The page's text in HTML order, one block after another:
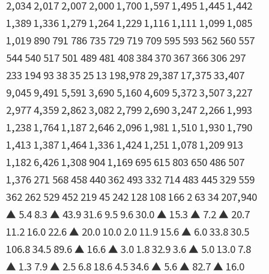
2,034 2,017 2,007 2,000 1,700 1,597 1,495 1,445 1,442
1,389 1,336 1,279 1,264 1,229 1,116 1,111 1,099 1,085
1,019 890 791 786 735 729 719 709 595 593 562 560 557
544 540 517 501 489 481 408 384 370 367 366 306 297
233 194 93 38 35 25 13 198,978 29,387 17,375 33,407
9,045 9,491 5,591 3,690 5,160 4,609 5,372 3,507 3,227
2,977 4,359 2,862 3,082 2,799 2,690 3,247 2,266 1,993
1,238 1,764 1,187 2,646 2,096 1,981 1,510 1,930 1,790
1,413 1,387 1,464 1,336 1,424 1,251 1,078 1,209 913
1,182 6,426 1,308 904 1,169 695 615 803 650 486 507
1,376 271 568 458 440 362 493 332 714 483 445 329 559
362 262 529 452 219 45 242 128 108 166 2 63 34 207,940
▲ 5.4 8.3 ▲ 43.9 31.6 9.5 9.6 30.0 ▲ 15.3 ▲ 7.2 ▲ 20.7
11.2 16.0 22.6 ▲ 20.0 10.0 2.0 11.9 15.6 ▲ 6.0 33.8 30.5
106.8 34.5 89.6 ▲ 16.6 ▲ 3.0 1.8 32.9 3.6 ▲ 5.0 13.0 7.8
▲ 1.3 7.9 ▲ 2.5 6.8 18.6 4.5 34.6 ▲ 5.6 ▲ 82.7 ▲ 16.0